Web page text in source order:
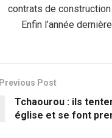
contrats de
Enfin l’année
Previous Post
Tchaourou : ils
église et se font